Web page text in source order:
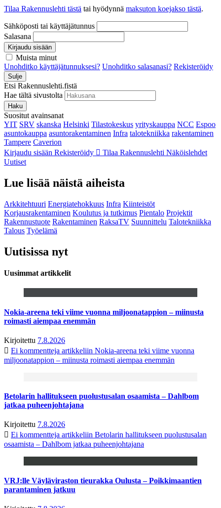
Tilaa Rakennuslehti tästä tai hyödynnä maksuton koejakso tästä.
Sähköposti tai käyttäjätunnus
Salasana
Kirjaudu sisään
Muista minut
Unohditko käyttäjätunnuksesi? Unohditko salasanasi? Rekisteröidy
Sulje
Etsi Rakennuslehti.fistä
Hae tältä sivustolta
Haku
Suositut avainsanat
YIT SRV skanska Helsinki Tilastokeskus yrityskauppa NCC Espoo
asuntokauppa asuntorakentaminen Infra talotekniikka rakentaminen
Tampere Caverion
Kirjaudu sisään Rekisteröidy Tilaa Rakennuslehti Näköislehdet
Uutiset
Lue lisää näistä aiheista
Arkkitehtuuri Energiatehokkuus Infra Kiinteistöt
Korjausrakentaminen Koulutus ja tutkimus Pientalo Projektit
Rakennustuote Rakentaminen RaksaTV Suunnittelu Talotekniikka
Talous Työelämä
Uutisissa nyt
Uusimmat artikkelit
Nokia-areena teki viime vuonna miljoonatappion – miinusta
roimasti aiempaa enemmän
Kirjoitettu 7.8.2026
Ei kommentteja artikkeliin Nokia-areena teki viime vuonna
miljoonatappion – miinusta roimasti aiempaa enemmän
Betolarin hallitukseen puolustusalan osaamista – Dahlbom
jatkaa puheenjohtajana
Kirjoitettu 7.8.2026
Ei kommentteja artikkeliin Betolarin hallitukseen puolustusalan
osaamista – Dahlbom jatkaa puheenjohtajana
VRJ:lle Väyläviraston tieurakka Oulusta – Poikkimaantien
parantaminen jatkuu